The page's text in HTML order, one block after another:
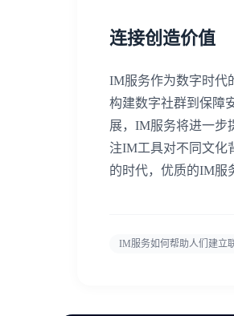
连接创造价值
IM服务作为数字时代
构建数字社群到保障
展，IM服务将进一步
注IM工具对不同文化
的时代，优质的IM服
IM服务如何帮助人们建立